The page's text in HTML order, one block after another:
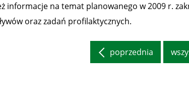
informacje na temat planowanego w 2009 r.
oraz zadań profilaktycznych.
poprzednia